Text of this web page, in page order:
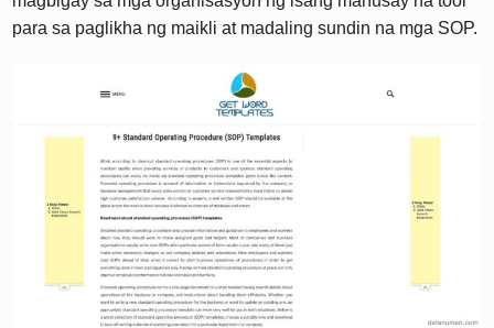
para sa paglikha ng maikli at madaling sundin na mga SOP.